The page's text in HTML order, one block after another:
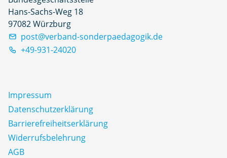
Hans-Sachs-Weg 18
97082 Würzburg
post@verband-sonderpaedagogik.de
+49-931-24020
Impressum
Datenschutz­erklärung
Barrierefreiheitserklärung
Widerrufsbelehrung
AGB